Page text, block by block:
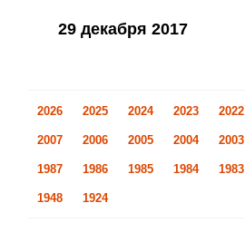
29 декабря 2017
2026 2025 2024 2023 2022
2007 2006 2005 2004 2003
1987 1986 1985 1984 1983
1948 1924